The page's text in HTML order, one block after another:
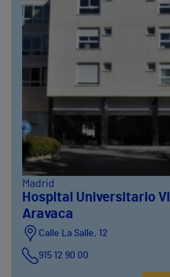
Madrid
Hospital Universitario
Aravaca
Calle La Salle, 12
915 12 90 00